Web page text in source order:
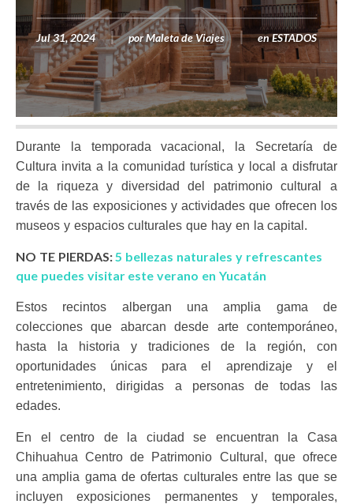
Jul 31, 2024 porMaleta de Viajes enESTADOS
Durante la temporada vacacional, la Secretaría de
Cultura invita a la comunidad turística y local a disfrutar
de la riqueza y diversidad del patrimonio cultural a
través de las exposiciones y actividades que ofrecen los
museos y espacios culturales que hay en la capital.
NO TE PIERDAS:5 bellezas naturales y refrescantes
que puedes visitar este verano en Yucatán
Estos recintos albergan una amplia gama de
colecciones que abarcan desde arte contemporáneo,
hasta la historia y tradiciones de la región, con
oportunidades únicas para el aprendizaje y el
entretenimiento, dirigidas a personas de todas las
edades.
En el centro de la ciudad se encuentran la Casa
Chihuahua Centro de Patrimonio Cultural, que ofrece
una amplia gama de ofertas culturales entre las que se
incluyen exposiciones permanentes y temporales,